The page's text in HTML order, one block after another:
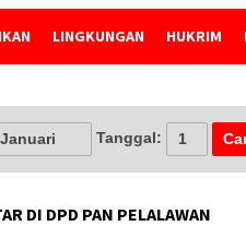
LINGKUNGAN HUKRIM
Tanggal:
DI DPD PAN PELALAWAN